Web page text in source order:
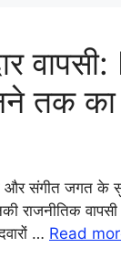
तक
और संगीत जगत के
राजनीतिक
… Read